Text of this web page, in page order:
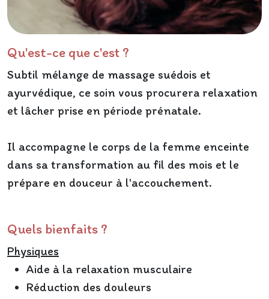
Qu'est-ce que c'est ?
Subtil mélange de massage suédois et
ayurvédique, ce soin vous procurera relaxation
et lâcher prise en période prénatale.
Il accompagne le corps de la femme enceinte
dans sa transformation au fil des mois et le
prépare en douceur à l'accouchement.
Quels bienfaits ?
Physiques
Aide à la relaxation musculaire
Réduction des douleurs